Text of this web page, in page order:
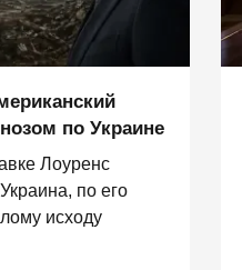
по Украине
Лоуренс
по его
исходу